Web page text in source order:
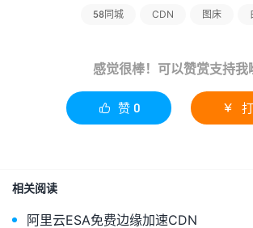
58同城 CDN 图床
感觉很棒！可以赞赏支持我
 赞 0 
相关阅读
阿里云ESA免费边缘加速CDN